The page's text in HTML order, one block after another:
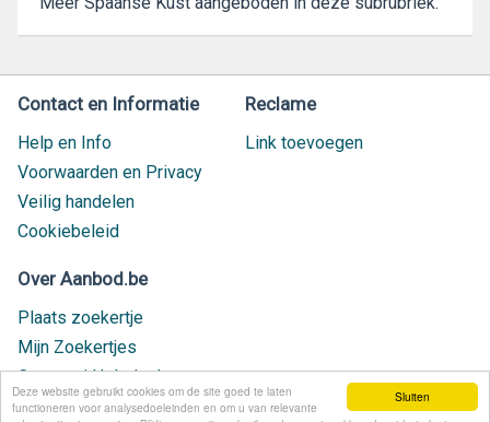
Sluiten
Deze website gebruikt cookies om de site goed te laten
functioneren voor analysedoeleinden en om u van relevante
Contact en Informatie
Help en Info
Voorwaarden en Privacy
Veilig handelen
Cookiebeleid
Reclame
Link toevoegen
Over Aanbod.be
Plaats zoekertje
Mijn Zoekertjes
Contact / Helpdesk
Nieuw geplaatst